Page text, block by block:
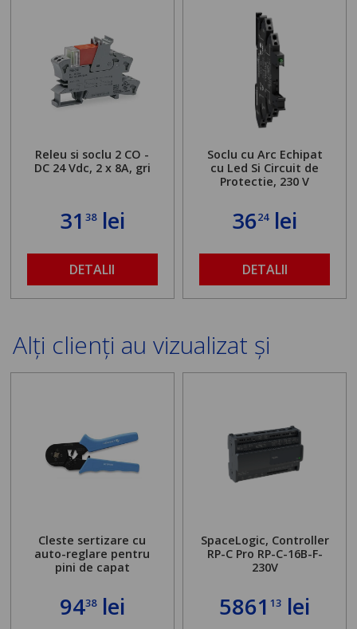
Releu si soclu 2 CO -
DC 24 Vdc, 2 x 8A, gri
31 38lei
DETALII
Soclu cu Arc Echipat
cu Led Si Circuit de
Protectie, 230 V
3624lei
DETALII
Alți clienți au vizualizat și
Cleste sertizare cu
auto-reglare pentru
pini de capat
9438lei
SpaceLogic, Controller
RP-C Pro RP-C-16B-F-
230V
586113 lei